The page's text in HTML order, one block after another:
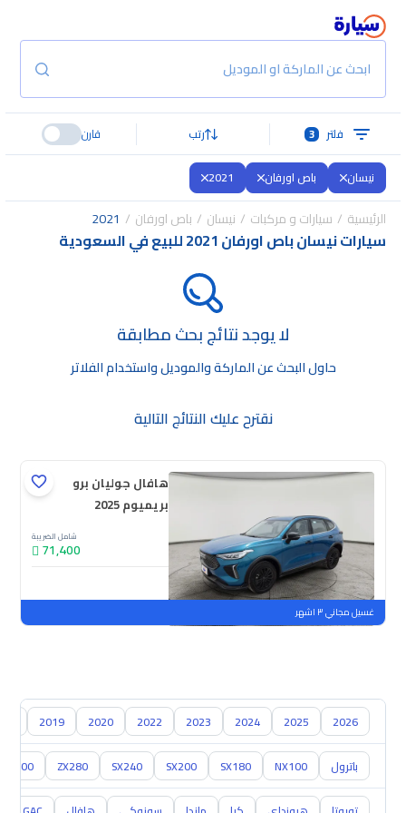
ابحث عن الماركة او الموديل
فلتر 3 رتب قارن
نيسان باص اورفان 2021
الرئيسية سيارات و مركبات نيسان باص اورفان 2021
سيارات نيسان باص اورفان 2021 للبيع في السعودية
لا يوجد نتائج بحث مطابقة
حاول البحث عن الماركة والموديل واستخدام الفلاتر
نقترح عليك النتائج التالية
هافال جوليان برو
بريميوم 2025
شامل الضريبة
71,400
جديدة
ملوحة
غسيل مجاني ٣ اشهر
2026
2025
2024
2023
2022
2020
2019
باترول NX100
SX180
SX200
SX240
ZX280
ZX300